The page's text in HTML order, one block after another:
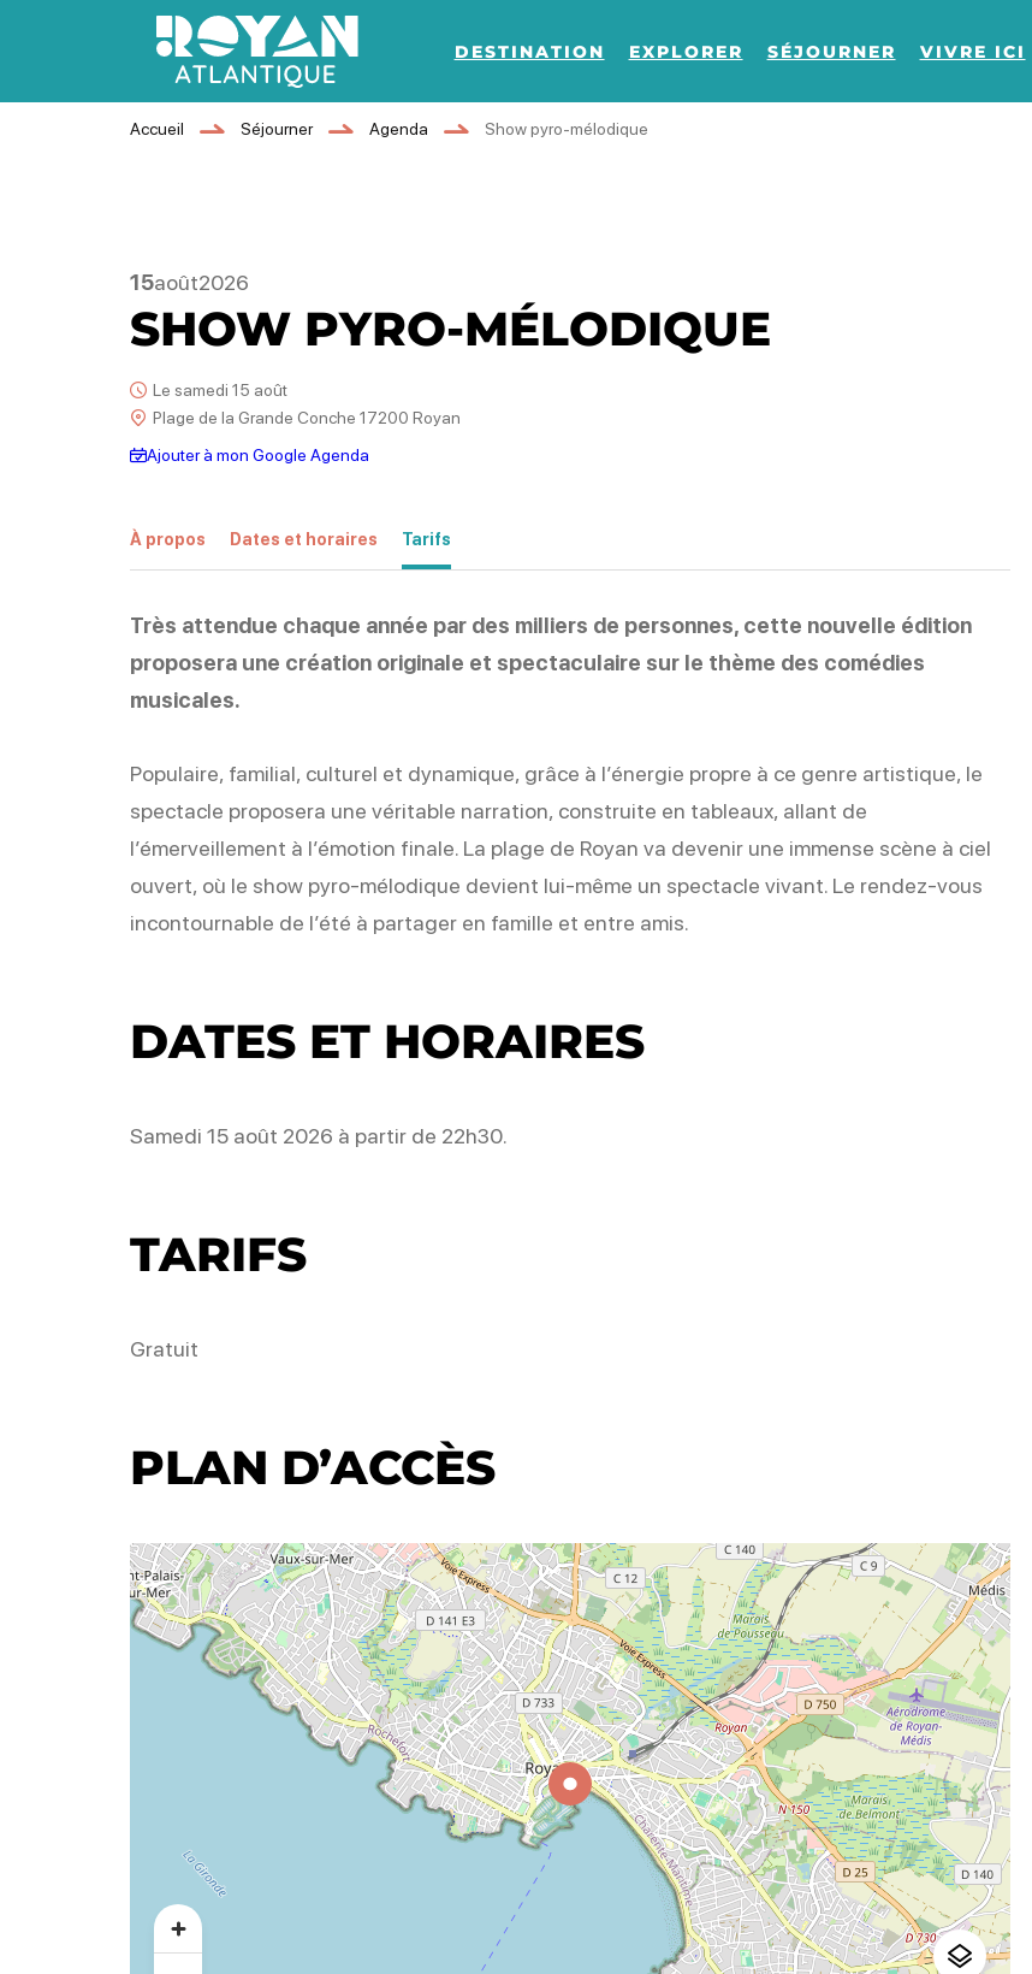
Royan Atlantique
DESTINATION EXPLORER SÉJOURNER VIVRE ICI
Accueil Séjourner Agenda Show pyro-mélodique
15août2026
SHOW PYRO-MÉLODIQUE
Le samedi 15 août
Plage de la Grande Conche 17200 Royan
Ajouter à mon Google Agenda
À propos Dates et horaires Tarifs
Très attendue chaque année par des milliers de personnes, cette nouvelle édition
proposera une création originale et spectaculaire sur le thème des comédies
musicales.
Populaire, familial, culturel et dynamique, grâce à l’énergie propre à ce genre artistique, le
spectacle proposera une véritable narration, construite en tableaux, allant de
l’émerveillement à l’émotion finale. La plage de Royan va devenir une immense scène à ciel
ouvert, où le show pyro-mélodique devient lui-même un spectacle vivant. Le rendez-vous
incontournable de l’été à partager en famille et entre amis.
DATES ET HORAIRES
Samedi 15 août 2026 à partir de 22h30.
TARIFS
Gratuit
PLAN D’ACCÈS